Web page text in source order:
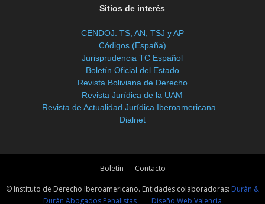
Sitios de interés
CENDOJ: TS, AN, TSJ y AP
Códigos (España)
Jurisprudencia TC Español
Boletín Oficial del Estado
Revista Boliviana de Derecho
Revista Jurídica de la UAM
Revista de Actualidad Jurídica Iberoamericana –
Dialnet
Boletín Contacto
© Instituto de Derecho Iberoamericano. Entidades colaboradoras: Durán &
Durán Abogados Penalistas
Diseño Web Valencia